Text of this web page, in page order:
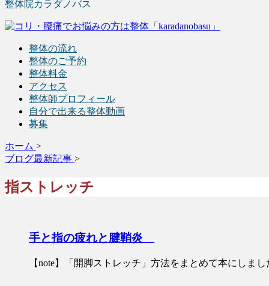
整体院カラダノバス
整体の流れ
整体のご予約
整体料金
アクセス
整体師プロフィール
自分で出来る整体動画
募集
ホーム >
ブログ最新記事 >
指ストレッチ
手と指の疲れと腱鞘炎
【note】「開脚ストレッチ」方法をまとめて本にしま